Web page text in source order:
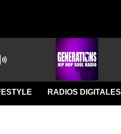
RADIOS DIGITALES